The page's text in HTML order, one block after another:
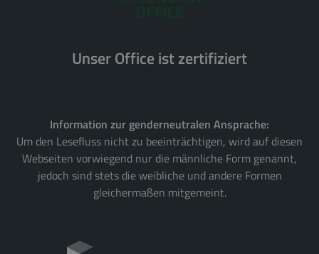
Unser Office ist zertifiziert
Information zur genderneutralen Ansprache:
Um den Lesefluss nicht zu beeinträchtigen, wird auf diesen
Webseiten vorwiegend nur die männliche Form genannt,
jedoch sind stets die weibliche und andere Formen
gleichermaßen mitgemeint.